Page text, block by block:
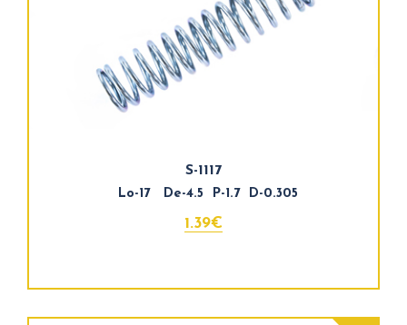
S-1117
Lo-17 De-4.5 P-1.7 D-0.305
1.39€